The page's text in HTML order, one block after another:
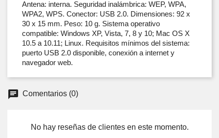
Antena: interna. Seguridad inalámbrica: WEP, WPA,
WPA2, WPS. Conector: USB 2.0. Dimensiones: 92 x
30 x 15 mm. Peso: 10 g. Sistema operativo
compatible: Windows XP, Vista, 7, 8 y 10; Mac OS X
10.5 a 10.11; Linux. Requisitos mínimos del sistema:
puerto USB 2.0 disponible, conexión a internet y
navegador web.
Comentarios (0)
No hay reseñas de clientes en este momento.